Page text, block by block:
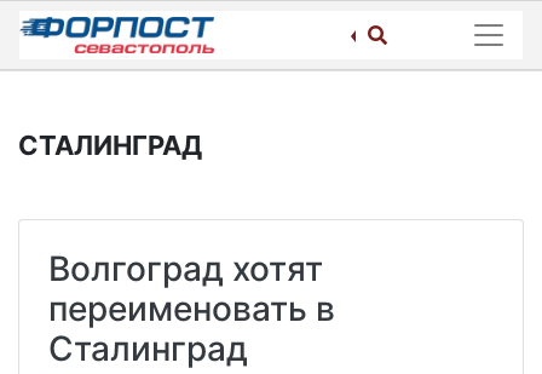
Skip
content
СТАЛИНГРАД
Волгоград хотят
переименовать в
Сталинград